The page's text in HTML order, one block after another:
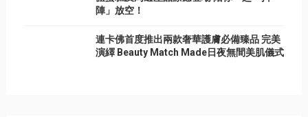
陣」放空！
連卡佛首度推出兩款奢華護膚必備臻品 完美
演繹 Beauty Match Made日夜無間美肌儀式